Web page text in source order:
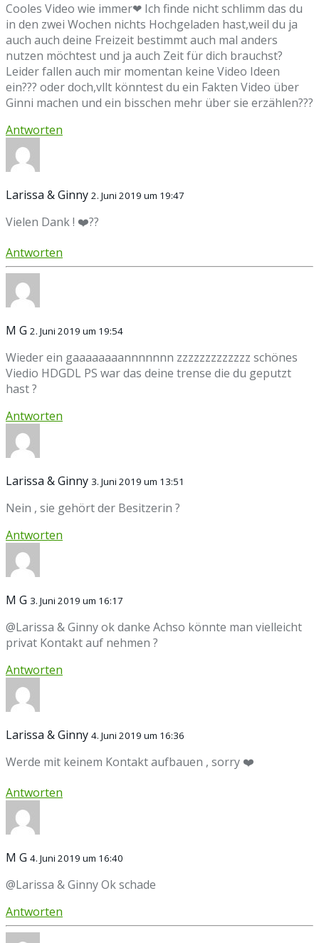
Cooles Video wie immer❤ Ich finde nicht schlimm das du
in den zwei Wochen nichts Hochgeladen hast,weil du ja
auch auch deine Freizeit bestimmt auch mal anders
nutzen möchtest und ja auch Zeit für dich brauchst?
Leider fallen auch mir momentan keine Video Ideen
ein??? oder doch,vllt könntest du ein Fakten Video über
Ginni machen und ein bisschen mehr über sie erzählen???
Antworten
Larissa & Ginny 2. Juni 2019 um 19:47
Vielen Dank ! ❤️??
Antworten
M G 2. Juni 2019 um 19:54
Wieder ein gaaaaaaaannnnnnn zzzzzzzzzzzzz schönes
Viedio HDGDL PS war das deine trense die du geputzt
hast ?
Antworten
Larissa & Ginny 3. Juni 2019 um 13:51
Nein , sie gehört der Besitzerin ?
Antworten
M G 3. Juni 2019 um 16:17
@Larissa & Ginny ok danke Achso könnte man vielleicht
privat Kontakt auf nehmen ?
Antworten
Larissa & Ginny 4. Juni 2019 um 16:36
Werde mit keinem Kontakt aufbauen , sorry ❤️
Antworten
M G 4. Juni 2019 um 16:40
@Larissa & Ginny Ok schade
Antworten